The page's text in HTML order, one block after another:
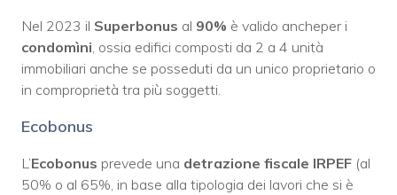
Nel 2023 il Superbonus al 90% è valido ancheper i
condomìni , ossia edifici composti da 2 a 4 unità
immobiliari anche se posseduti da un unico proprietario o
in comproprietà tra più soggetti.
Ecobonus
L’Ecobonus prevede una detrazione fiscale IRPEF (al
50% o al 65%, in base alla tipologia dei lavori che si è